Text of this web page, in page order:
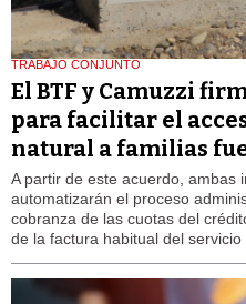
TRABAJO CONJUNTO
El BTF y Camuzzi
para facilitar el
natural a familias
A partir de este acuerdo, ambas
automatizarán el proceso
cobranza de las cuotas del
de la factura habitual del servicio